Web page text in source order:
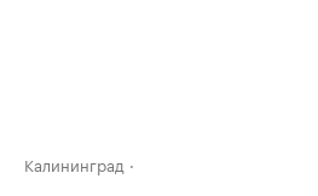
Калининград